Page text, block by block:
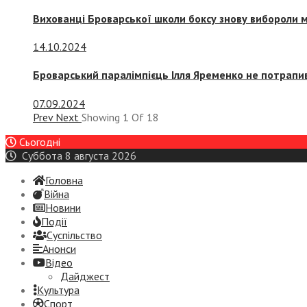
Вихованці Броварської школи боксу знову вибороли
14.10.2024
Броварський паралімпієць Ілля Яременко не
07.09.2024
Prev Next Showing 1 Of 18
Сьогодні
Суббота 8 августа 2026
Головна
Війна
Новини
Події
Суспiльство
Анонси
Відео
Дайджест
Культура
Спорт